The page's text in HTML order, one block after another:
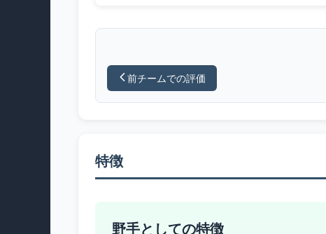
前チームでの評価
特徴
野手としての特徴